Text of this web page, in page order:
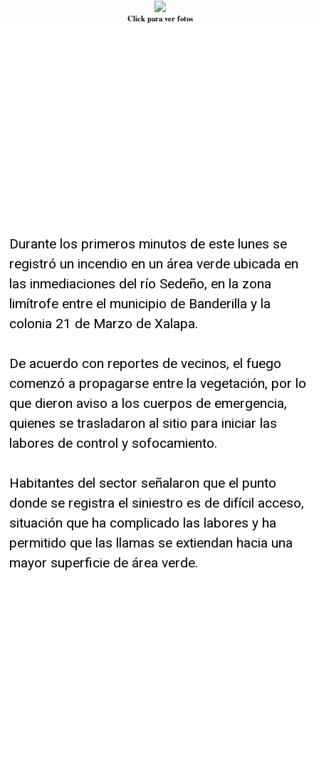
Click para ver fotos
Durante los primeros minutos de este lunes se
registró un incendio en un área verde ubicada en
las inmediaciones del río Sedeño, en la zona
limítrofe entre el municipio de Banderilla y la
colonia 21 de Marzo de Xalapa.
De acuerdo con reportes de vecinos, el fuego
comenzó a propagarse entre la vegetación, por lo
que dieron aviso a los cuerpos de emergencia,
quienes se trasladaron al sitio para iniciar las
labores de control y sofocamiento.
Habitantes del sector señalaron que el punto
donde se registra el siniestro es de difícil acceso,
situación que ha complicado las labores y ha
permitido que las llamas se extiendan hacia una
mayor superficie de área verde.